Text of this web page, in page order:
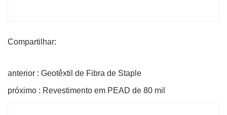
Compartilhar:
anterior : Geotêxtil de Fibra de Staple
próximo : Revestimento em PEAD de 80 mil